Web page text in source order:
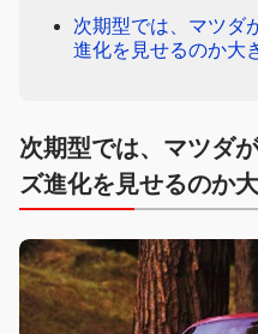
次期型では、マツダ
進化を見せるのか大
次期型では、マツダ
ズ進化を見せるのか